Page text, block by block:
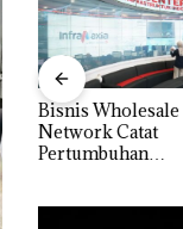
Bisnis Wholesale
Network Catat
Pertumbuhan